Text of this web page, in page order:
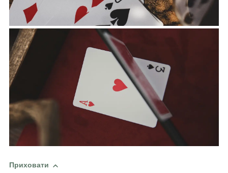
Приховати